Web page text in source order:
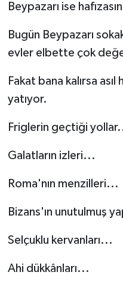
Beypazarı ise
Bugün Beypazarı
evler elbette çok
Fakat bana kalırsa asıl
yatıyor.
Friglerin geçtiği
Galatların izleri...
Roma'nın menzilleri...
Bizans'ın unutulmuş
Selçuklu kervanları...
Ahi dükkânları...